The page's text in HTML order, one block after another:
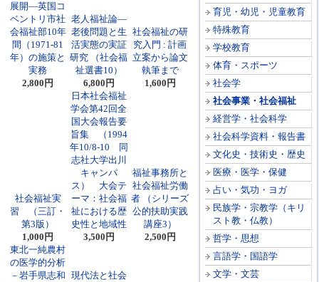
育児・幼児・児童教育
特殊教育
学校教育
体育・スポーツ
社会学
社会事業・社会福祉
経営学・社会科学
社会科学資料・報告書
文化史・技術史・歴史
医療・医学・保健
占い・気功・ヨガ
民族学・宗教学（キリ
スト教・仏教）
哲学・思想
言語学・国語学
文学・文芸
展開―英国コ
ベントリ市社
会福祉部10年
間（1971-81
年）の施策と
実務
2,800円
老人福祉論―
老後問題と生
活実態の実証
研究 （社会福
祉選書10）
6,800円
社会福祉の研
究入門 : 計画
立案から論文
執筆まで
1,600円
社会福祉実
習 （三訂・
第3版）
1,000円
日本社会福祉
学会第42回全
国大会報告要
旨集 （1994
年10/8-10 同
志社大学出川
キャンパ
ス） 大会テ
ーマ：社会福
祉における歴
史性と地域性
3,500円
福祉事務所と
社会福祉労働
者 （シリーズ
公的扶助実践
講座3）
2,500円
東北一純農村
の医学的分析
－岩手県志和 現代法と社会